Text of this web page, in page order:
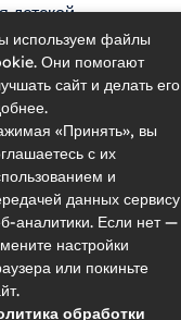
детской
кухни
спальни
используем файлы
Они помогают
сайт и делать его
«Принять», вы
с их
и
данных сервису
аналитики. Если нет —
настройки
или покиньте
обработки